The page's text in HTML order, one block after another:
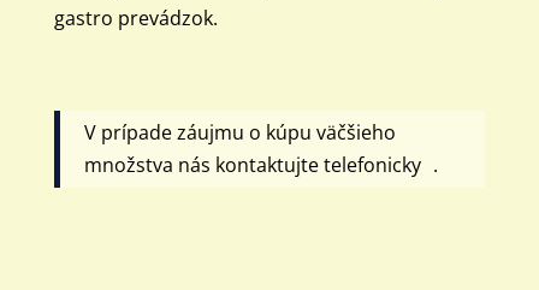
gastro prevádzok.
V prípade záujmu o kúpu väčšieho
množstva nás kontaktujte telefonicky .